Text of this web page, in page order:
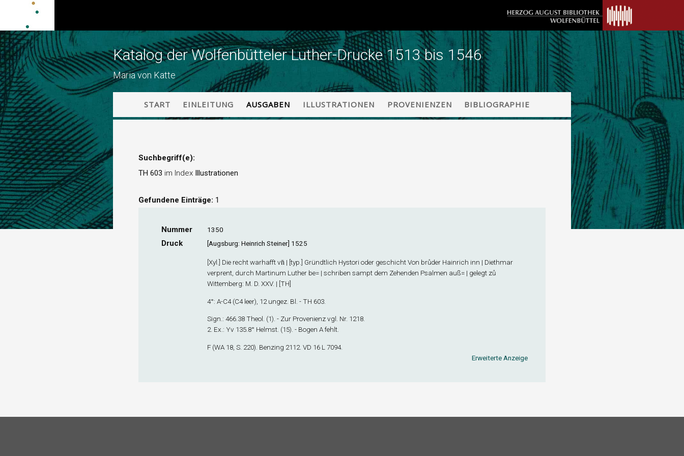
Katalog der Wolfenbütteler Luther-Drucke 1513 bis 1546
Maria von Katte
START EINLEITUNG AUSGABEN ILLUSTRATIONEN PROVENIENZEN BIBLIOGRAPHIE
Suchbegriff(e):
TH 603 im Index Illustrationen
Gefundene Einträge: 1
Nummer 1350
Druck [Augsburg: Heinrich Steiner] 1525
[Xyl.] Die recht warhafft vn̄ | [typ.] Gründtlich Hystori oder geschicht Von brůder Hainrich inn | Diethmar
verprent, durch Martinum Luther be= | schriben sampt dem Zehenden Psalmen auß= | gelegt zů
Wittemberg: M. D. XXV. | [TH]
4°: A-C4(C4 leer), 12 ungez. Bl. - TH 603.
Sign .: 466.38 Theol. (1). - Zur Provenienz vgl. Nr. 1218.
2. Ex .: Yv 135.8° Helmst. (15). - Bogen A fehlt.
F (WA 18, S. 220). Benzing 2112. VD 16 L 7094.
Erweiterte Anzeige